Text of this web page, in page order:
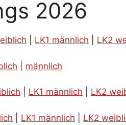
2026
LK1 männlich LK2
männlich
LK1 männlich LK2
LK1 männlich LK2